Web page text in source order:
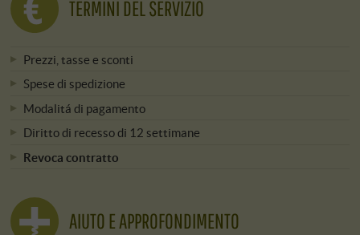
TERMINI DEL SERVIZIO
Prezzi, tasse e sconti
Spese di spedizione
Modalitá di pagamento
Diritto di recesso di 12 settimane
Revoca contratto
AIUTO E APPROFONDIMENTO